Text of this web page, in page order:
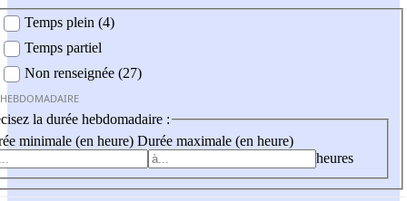
Temps plein (4)
Temps partiel
Non renseignée (27)
la durée hebdomadaire :
minimale (en heure) Durée maximale (en heure)
heures